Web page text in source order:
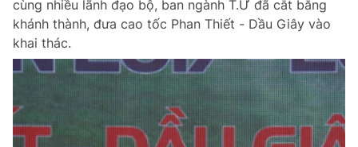
cùng nhiều lãnh đạo bộ, ban ngành T.Ư đã cắt băng
khánh thành, đưa cao tốc Phan Thiết - Dầu Giây vào
khai thác.